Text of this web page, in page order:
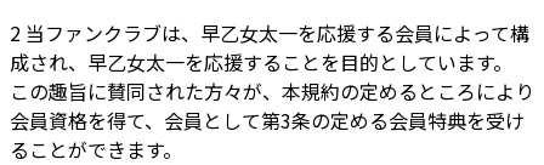
2 当ファンクラブは、早乙女太一を応援する会員によって構
成され、早乙女太一を応援することを目的としています。
この趣旨に賛同された方々が、本規約の定めるところにより
会員資格を得て、会員として第3条の定める会員特典を受け
ることができます。